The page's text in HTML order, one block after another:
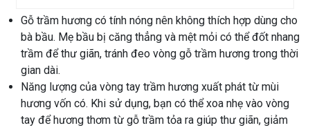
Gỗ trầm hương có tính nóng nên không thích hợp dùng cho
bà bầu. Mẹ bầu bị căng thẳng và mệt mỏi có thể đốt nhang
trầm để thư giãn, tránh đeo vòng gỗ trầm hương trong thời
gian dài.
Năng lượng của vòng tay trầm hương xuất phát từ mùi
hương vốn có. Khi sử dụng, bạn có thể xoa nhẹ vào vòng
tay để hương thơm từ gỗ trầm tỏa ra giúp thư giãn, giảm